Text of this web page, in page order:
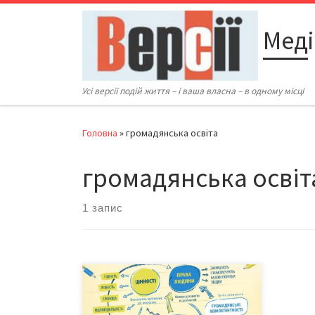
Перейти до вмісту
Усі версії подій життя – і ваша власна – в одному місці
Головна »громадянська освіта
громадянська
1 запис
Проект «Громадянська освіта як
ключ до місцевого розвитку»
завершився 30 липня. Це частина